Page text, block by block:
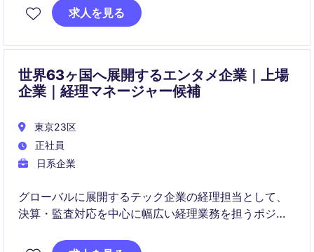
求人を見る
世界63ヶ国へ展開するエンタメ企業｜上場
企業｜経理マネージャー候補
東京23区
正社員
日系企業
グローバルに展開するテック企業の経理担当として、
決算・監査対応を中心に幅広い経理業務を担うポジシ